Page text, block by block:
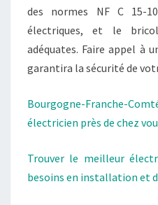
des normes NF C 15-
électriques, et le
adéquates. Faire appel à
garantira la sécurité de
Bourgogne-Franche-
électricien près de chez
Trouver le meilleur
besoins en installation et